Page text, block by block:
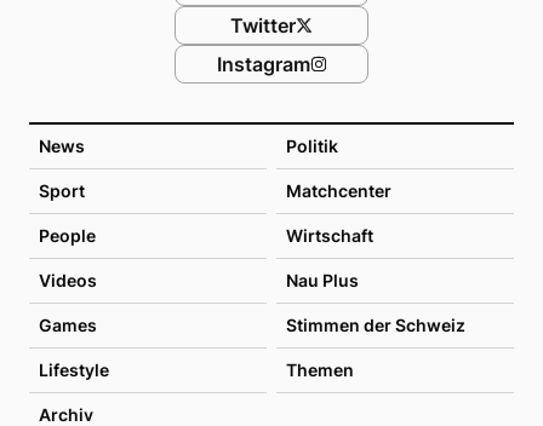
News Politik
Sport Matchcenter
People Wirtschaft
Videos Nau Plus
Games Stimmen der Schweiz
Lifestyle Themen
Archiv
Twitter
Instagram